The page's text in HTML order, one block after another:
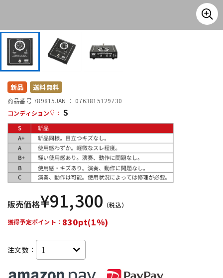
DTM オンライン納品
配信/ライブ機器
中古 ヴィンテージ
新品 送料無料
商品番号 789815JAN ： 0763815129730
コンディション
： S
販売価格¥91,300 （税込）
獲得予定ポイント： 830pt(1%)
注文数：